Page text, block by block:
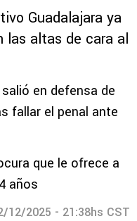
Guadalajara ya
las altas de cara al
en defensa de
fallar el penal ante
que le ofrece a
años
12/2025 - 21:38hs CST